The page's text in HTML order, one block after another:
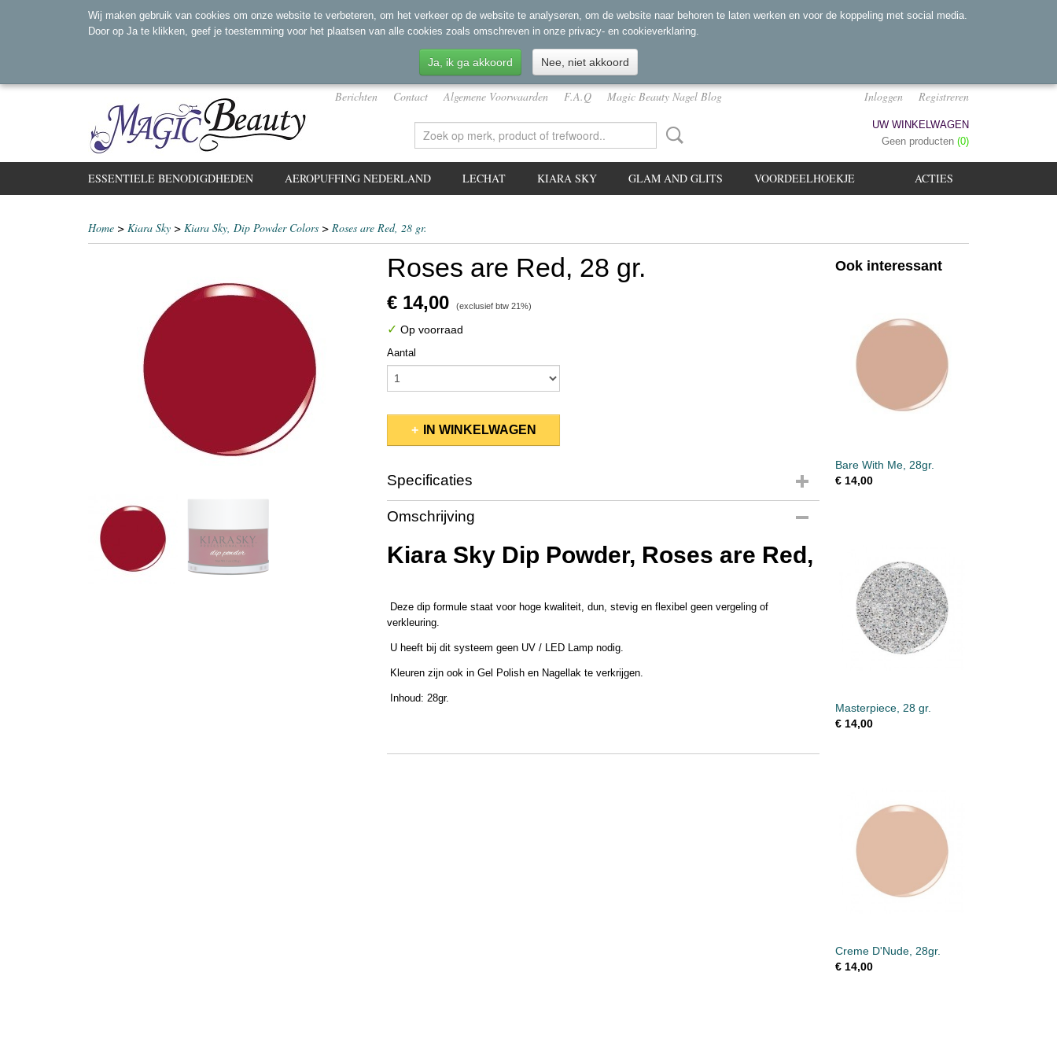
Berichten Contact Algemene Voorwaarden F.A.Q Magic Beauty Nagel Blog Inloggen Registreren
UW WINKELWAGEN
Geen producten (0)
ACTIES
ESSENTIELE BENODIGDHEDEN AEROPUFFING NEDERLAND LECHAT KIARA SKY GLAM AND GLITS VOORDEELHOEKJE
Home > Kiara Sky > Kiara Sky, Dip Powder Colors > Roses are Red, 28 gr.
Roses are Red, 28 gr.
€ 14,00 (exclusief btw 21%)
✓ Op voorraad
Aantal
IN WINKELWAGEN
Specificaties
Productcode
EAN code
Bruto gewicht
0,08 Kg
Omschrijving
Kiara Sky Dip Powder, Roses are Red,
Deze dip formule staat voor hoge kwaliteit, dun, stevig en flexibel geen vergeling of
verkleuring.
U heeft bij dit systeem geen UV / LED Lamp nodig.
Kleuren zijn ook in Gel Polish en Nagellak te verkrijgen.
Inhoud: 28gr.
Ook interessant
Bare With Me, 28gr.
€ 14,00
Masterpiece, 28 gr.
€ 14,00
Creme D'Nude, 28gr.
€ 14,00
Wij maken gebruik van cookies om onze website te verbeteren, om het verkeer op de website te analyseren, om de website naar behoren te laten werken en voor de koppeling met social media.
Door op Ja te klikken, geef je toestemming voor het plaatsen van alle cookies zoals omschreven in onze privacy- en cookieverklaring.
Ja, ik ga akkoord Nee, niet akkoord